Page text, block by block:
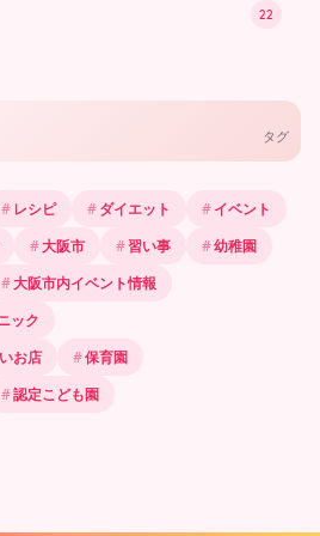
22
タグ
レシピ ダイエット
イベント
大阪市 習い事
幼稚園
大阪市内イベント情報
ック
お店
保育園
認定こども園